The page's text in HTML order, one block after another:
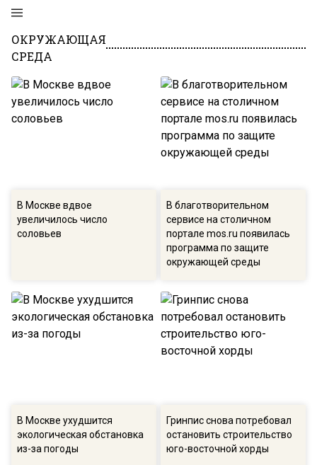
ОКРУЖАЮЩАЯ
СРЕДА
В Москве вдвое
увеличилось число
соловьев
В благотворительном
сервисе на столичном
портале mos.ru появилась
программа по защите
окружающей среды
В Москве ухудшится
экологическая обстановка
из-за погоды
Гринпис снова потребовал
остановить строительство
юго-восточной хорды